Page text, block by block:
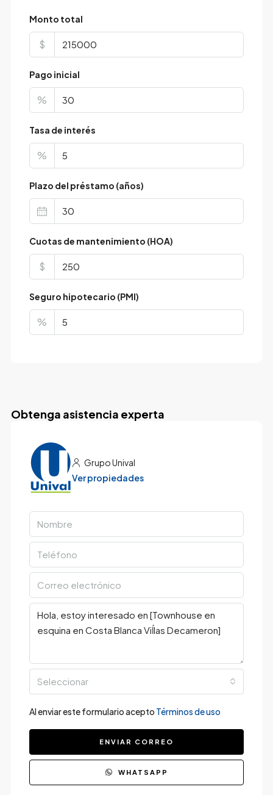
Monto total
$
Pago inicial
%
Tasa de interés
%
Plazo del préstamo (años)
Cuotas de mantenimiento (HOA)
$
Seguro hipotecario (PMI)
%
Obtenga asistencia experta
Grupo Unival
Ver propiedades
Seleccionar
Al enviar este formulario acepto Términos de uso
ENVIAR CORREO
WHATSAPP